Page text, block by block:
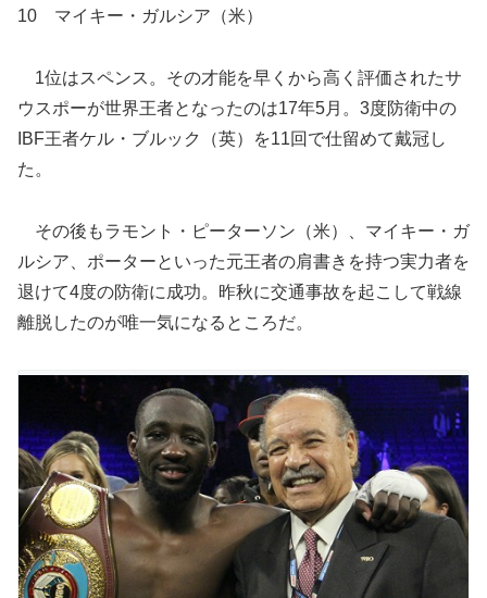
10 マイキー・ガルシア（米）
1位はスペンス。その才能を早くから高く評価されたサ
ウスポーが世界王者となったのは17年5月。3度防衛中の
IBF王者ケル・ブルック（英）を11回で仕留めて戴冠し
た。
その後もラモント・ピーターソン（米）、マイキー・ガ
ルシア、ポーターといった元王者の肩書きを持つ実力者を
退けて4度の防衛に成功。昨秋に交通事故を起こして戦線
離脱したのが唯一気になるところだ。